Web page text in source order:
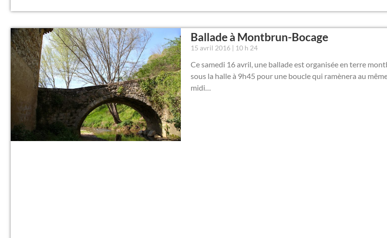
Ballade à Montbrun-Bocage
15 avril 2016 10 h 24
Ce samedi 16 avril, une ballade est organisée en terre
sous la halle à 9h45 pour une boucle qui ramènera au
midi…